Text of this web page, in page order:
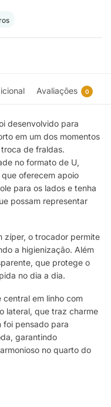
Avaliações 0
desenvolvido para
em um dos momentos
de fraldas.
no formato de U,
oferecem apoio
para os lados e tenha
possam representar
zíper, o trocador permite
a higienização. Além
que protege o
no dia a dia.
em linho com
lateral, que traz charme
foi pensado para
garantindo
no quarto do